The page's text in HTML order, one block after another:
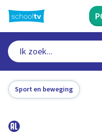
naar
hoofdinhoud
Sport en beweging